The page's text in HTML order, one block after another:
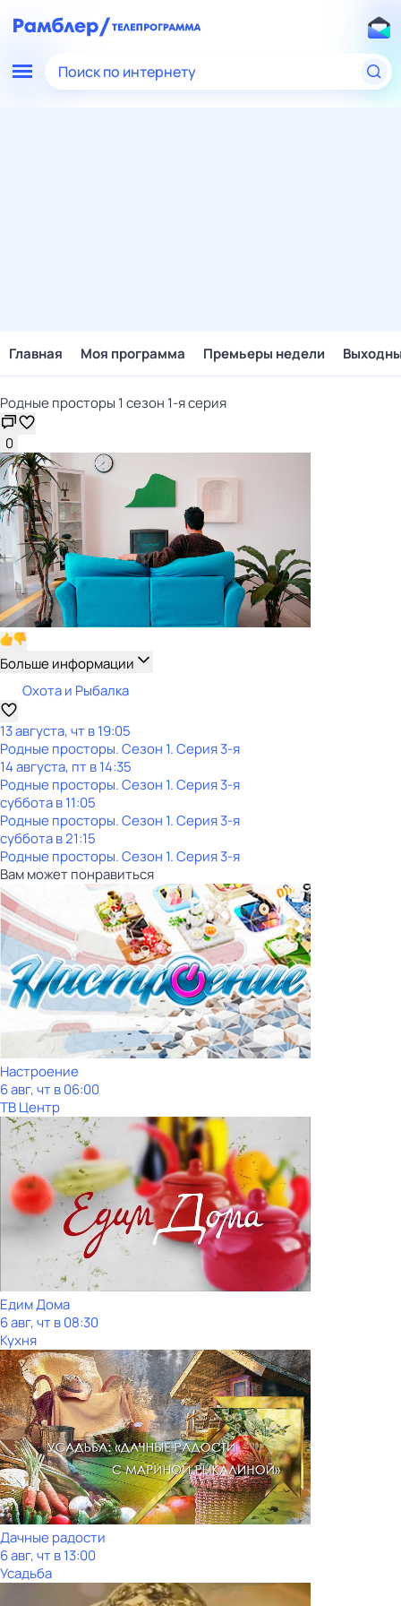
Поиск по интернету
Главная Моя программа Премьеры недели
Родные просторы 1 сезон 1-я серия
0
Больше информации
Охота и Рыбалка
13 августа, чт в 19:05
Родные просторы. Сезон 1. Серия 3-я
14 августа, пт в 14:35
Родные просторы. Сезон 1. Серия 3-я
субботав11:05
Родные просторы. Сезон 1. Серия 3-я
субботав21:15
Родные просторы. Сезон 1. Серия 3-я
Вам может понравиться
Настроение
6 авг, чт в 06:00
ТВ Центр
Едим Дома
6 авг, чт в 08:30
Кухня
Дачные радости
6 авг, чт в 13:00
Усадьба